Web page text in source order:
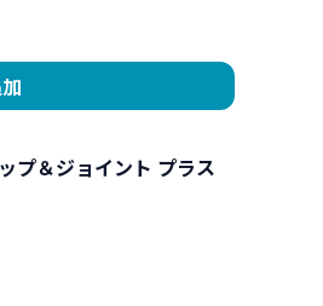
プ＆ジョイント プラス